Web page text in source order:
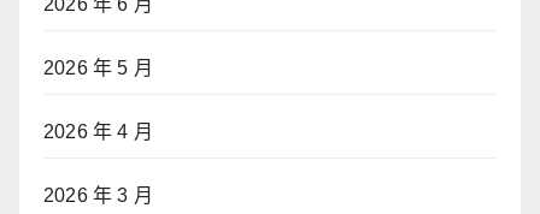
2026 年 6 月
2026 年 5 月
2026 年 4 月
2026 年 3 月